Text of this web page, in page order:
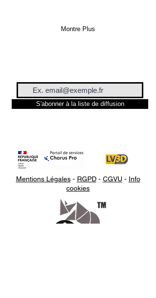
Montre Plus
S'abonner à la liste de diffusion
Mentions Légales- RGPD- CGVU - Info
cookies